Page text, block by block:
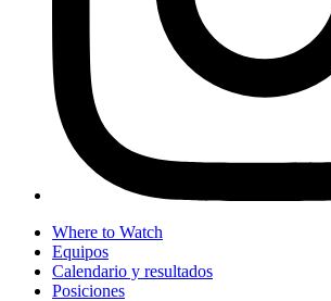
Where to Watch
Equipos
Calendario y resultados
Posiciones